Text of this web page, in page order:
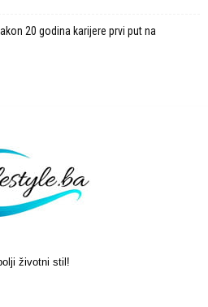
20 godina karijere prvi put na
životni stil!